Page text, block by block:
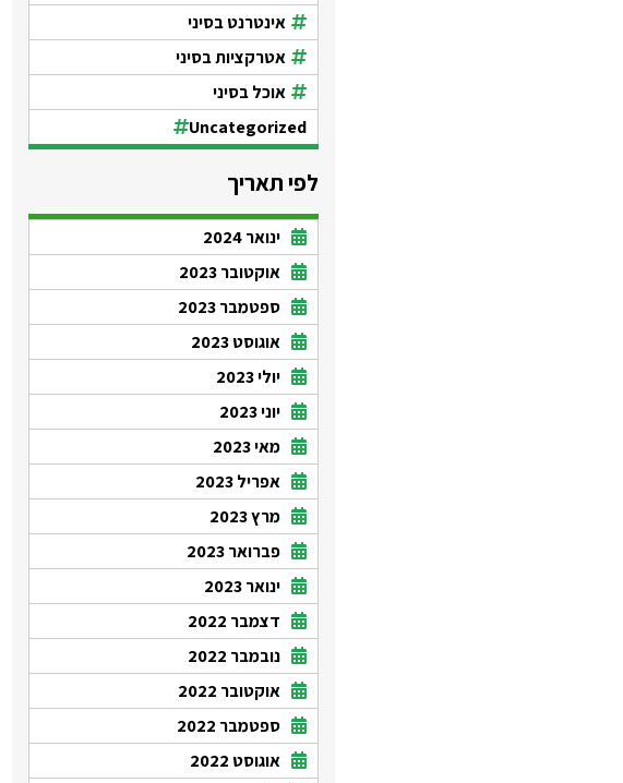
אינטרנט בסיני
אטרקציות בסיני
אוכל בסיני
Uncategorized
לפי תאריך
ינואר 2024
אוקטובר 2023
ספטמבר 2023
אוגוסט 2023
יולי 2023
יוני 2023
מאי 2023
אפריל 2023
מרץ 2023
פברואר 2023
ינואר 2023
דצמבר 2022
נובמבר 2022
אוקטובר 2022
ספטמבר 2022
אוגוסט 2022